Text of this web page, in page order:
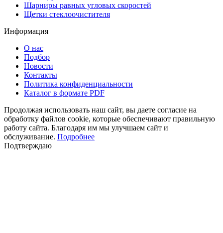
Шарниры равных угловых скоростей
Щетки стеклоочистителя
Информация
О нас
Подбор
Новости
Контакты
Политика конфиденциальности
Каталог в формате PDF
Продолжая использовать наш сайт, вы даете согласие на
обработку файлов cookie, которые обеспечивают правильную
работу сайта. Благодаря им мы улучшаем сайт и
обслуживание. Подробнее
Подтверждаю